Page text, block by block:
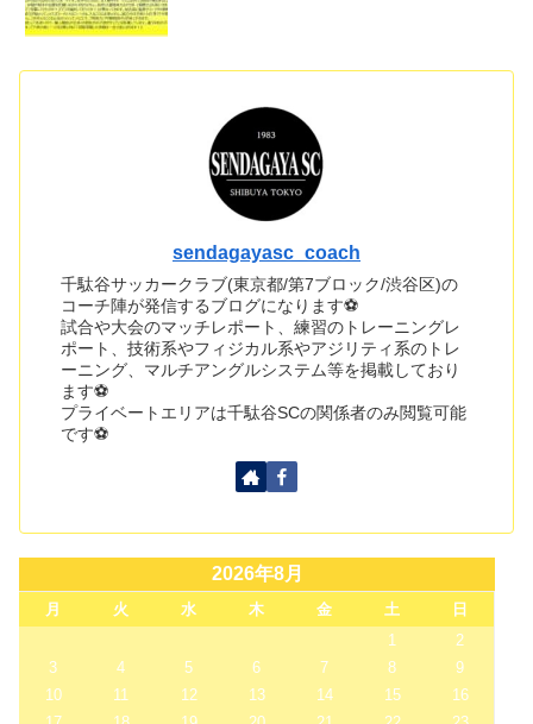
sendagayasc_coach
千駄谷サッカークラブ(東京都/第7ブロック/渋谷区)の
コーチ陣が発信するブログになります⚽
試合や大会のマッチレポート、練習のトレーニングレ
ポート、技術系やフィジカル系やアジリティ系のトレ
ーニング、マルチアングルシステム等を掲載しており
ます⚽
プライベートエリアは千駄谷SCの関係者のみ閲覧可能
です⚽
2026年8月
月 火 水 木 金 土
日
1
2
3
4 5 6 7 8
9
10
11 12 13 14 15
16